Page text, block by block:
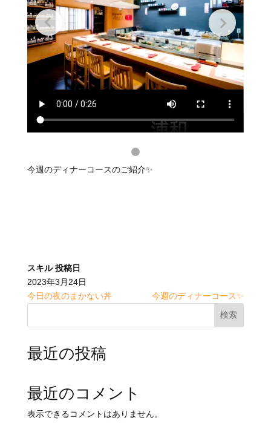
今週のディナーコースのご紹介✨
スキル 投稿日
2023年3月24日
今日の夜のまかない丼
今週のディナーコース✨
検索
最近の投稿
最近のコメント
表示できるコメントはありません。